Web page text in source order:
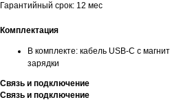
Гарантийный срок: 12 мес
Комплектация
В комплекте: кабель USB‑C с
зарядки
Связь и подключение
Связь и подключение